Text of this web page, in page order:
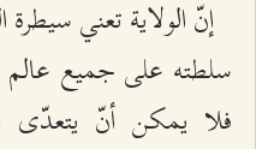
إنّ الولاية تعني
سلطته على جميع عالم
فلا يمكن أنّ يتعدّى